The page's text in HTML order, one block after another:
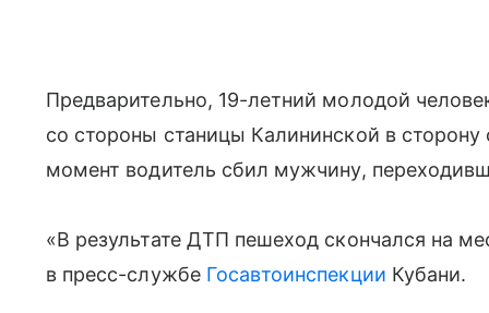
Предварительно, 19-летний молодой
со стороны станицы Калининской в
момент водитель сбил мужчину,
«В результате ДТП пешеход скончался на
в пресс-службе Госавтоинспекции Кубани.